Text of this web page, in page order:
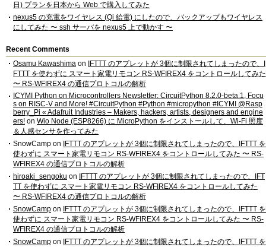
日) プランを日本から Web で購入してみた
nexus5 の充電をワイヤレス (Qi 給電) にしたので、バックアップもワイヤレス
にしてみた 〜 ssh サーバを nexus5 上で動かす 〜
Recent Comments
Osamu Kawashima on
IFTTT のアプレットが 3個に制限されてしまったので、I
FTTT を使わずに スマート家電リモコン RS-WFIREX4 をコントロールしてみた
〜 RS-WFIREX4 の通信プロトコルの解析
ICYMI Python on Microcontrollers Newsletter: CircuitPython 8.2.0-beta.1, Focu
s on RISC-V and More! #CircuitPython #Python #micropython #ICYMI @Rasp
berry_Pi « Adafruit Industries – Makers, hackers, artists, designers and engine
ers! on Wio Node (ESP8266) に MicroPython をインストールして、Wi-Fi 照度
＆人感センサを作ってみた
SnowCamp on
IFTTT のアプレットが 3個に制限されてしまったので、IFTTT を
使わずに スマート家電リモコン RS-WFIREX4 をコントロールしてみた 〜 RS-
WFIREX4 の通信プロトコルの解析
hiroaki_sengoku on
IFTTT のアプレットが 3個に制限されてしまったので、IFT
TT を使わずに スマート家電リモコン RS-WFIREX4 をコントロールしてみた
〜 RS-WFIREX4 の通信プロトコルの解析
SnowCamp on
IFTTT のアプレットが 3個に制限されてしまったので、IFTTT を
使わずに スマート家電リモコン RS-WFIREX4 をコントロールしてみた 〜 RS-
WFIREX4 の通信プロトコルの解析
SnowCamp on
IFTTT のアプレットが 3個に制限されてしまったので、IFTTT を